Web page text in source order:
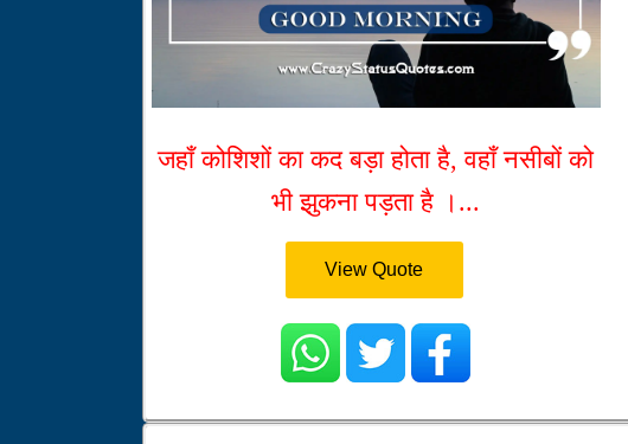
जहाँ कोशिशों का कद बड़ा होता है, वहाँ नसीबों को
भी झुकना पड़ता है ।...
View Quote